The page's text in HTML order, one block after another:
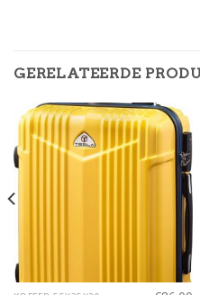
GERELATEERDE